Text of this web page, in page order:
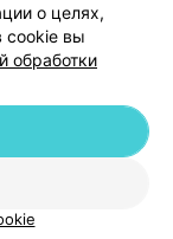
Республика Беларусь,
о целях,
cookie вы
обработки